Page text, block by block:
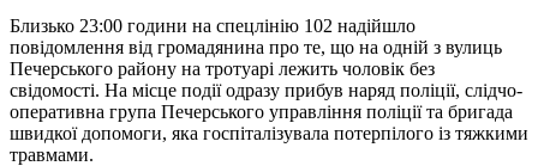
Близько 23:00 години на спецлінію 102 надійшло
повідомлення від громадянина про те, що на одній з вулиць
Печерського району на тротуарі лежить чоловік без
свідомості. На місце події одразу прибув наряд поліції, слідчо-
оперативна група Печерського управління поліції та бригада
швидкої допомоги, яка госпіталізувала потерпілого із тяжкими
травмами.